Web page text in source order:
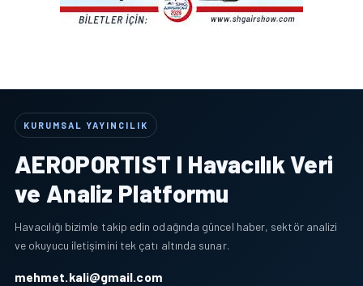
KURUMSAL YAYINCILIK
AEROPORTIST I Havacılık Veri
ve Analiz Platformu
Havacılığı bizimle takip edin odağında güncel haber, sektör analizi
ve okuyucu iletişimini tek çatı altında sunar.
mehmet.kali@gmail.com